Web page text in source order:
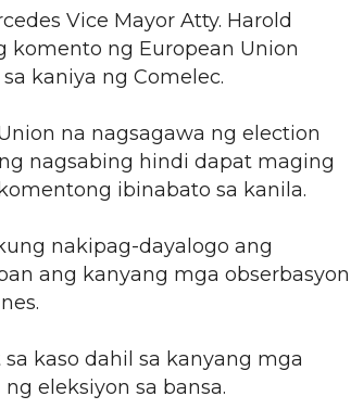
Vice Mayor Atty. Harold
komento ng European Union
kaniya ng Comelec.
na nagsagawa ng election
nagsabing hindi dapat maging
ibinabato sa kanila.
nakipag-dayalogo ang
ang kanyang mga obserbasyon
kaso dahil sa kanyang mga
eleksiyon sa bansa.